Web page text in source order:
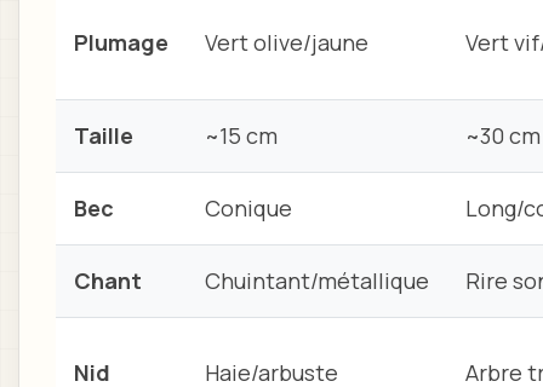
Plumage Vert olive/jaune Vert
Taille ~15 cm ~30 cm
Bec Conique Long/
Chant Chuintant/métallique Rire
Nid Haie/arbuste Arbre